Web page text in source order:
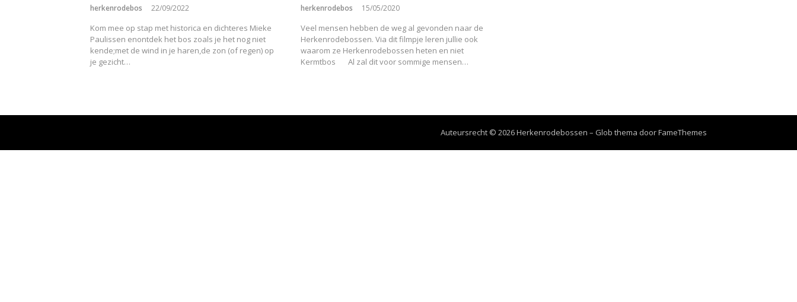
herkenrodebos 22/09/2022
Kom mee op stap met historica en dichteres Mieke
Paulissen enontdek het bos zoals je het nog niet
kende;met de wind in je haren,de zon (of regen) op
je gezicht…
herkenrodebos 15/05/2020
Veel mensen hebben de weg al gevonden naar de
Herkenrodebossen. Via dit filmpje leren jullie ook
waarom ze Herkenrodebossen heten en niet
Kermtbos
Al zal dit voor sommige mensen…
Auteursrecht © 2026 Herkenrodebossen – Glob thema doorFameThemes